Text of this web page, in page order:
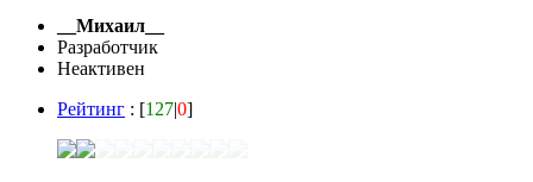
__Михаил__
Разработчик
Неактивен
Рейтинг : [127|0]